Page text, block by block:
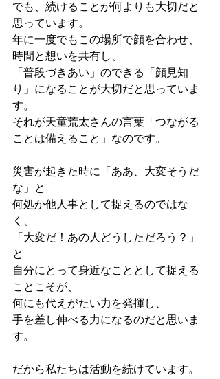
でも、続けることが何よりも大切だと
思っています。
年に一度でもこの場所で顔を合わせ、
時間と想いを共有し、
「普段づきあい」のできる「顔見知
り」になることが大切だと思っていま
す。
それが天童荒太さんの言葉「つながる
ことは備えること」なのです。
災害が起きた時に「ああ、大変そうだ
な」と
何処か他人事として捉えるのではな
く、
「大変だ！あの人どうしただろう？」
と
自分にとって身近なこととして捉える
ことこそが、
何にも代えがたい力を発揮し、
手を差し伸べる力になるのだと思いま
す。
だから私たちは活動を続けています。